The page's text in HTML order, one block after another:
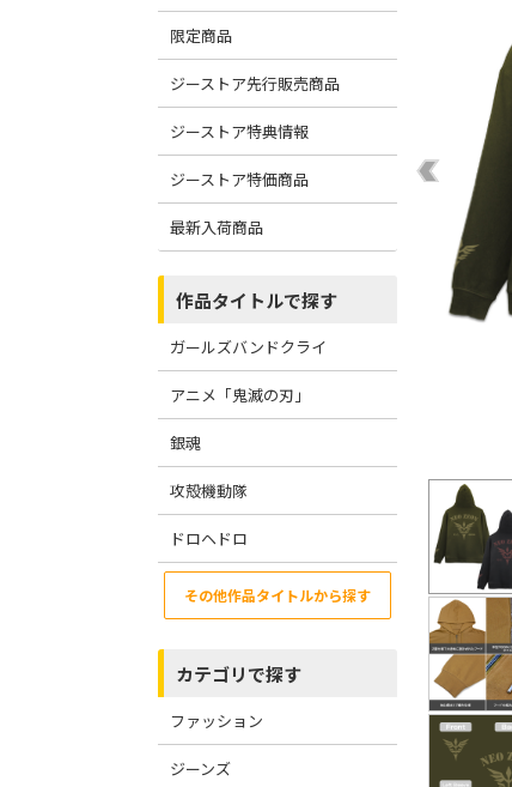
限定商品
ジーストア先行販売商品
ジーストア特典情報
ジーストア特価商品
最新入荷商品
作品タイトルで探す
ガールズバンドクライ
アニメ「鬼滅の刃」
銀魂
攻殻機動隊
ドロヘドロ
その他作品タイトルから探す
カテゴリで探す
ファッション
ジーンズ